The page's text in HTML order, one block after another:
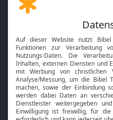
Gott und Bibel erklärt
Neuigkeiten